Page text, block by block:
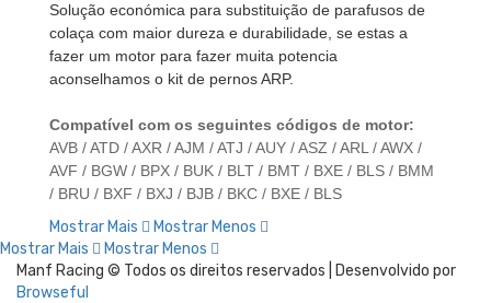
Solução económica para substituição de parafusos de
colaça com maior dureza e durabilidade, se estas a
fazer um motor para fazer muita potencia
aconselhamos o kit de pernos ARP.
Compatível com os seguintes códigos de motor:
AVB / ATD / AXR / AJM / ATJ / AUY / ASZ / ARL / AWX /
AVF / BGW / BPX / BUK / BLT / BMT / BXE / BLS / BMM
/ BRU / BXF / BXJ / BJB / BKC / BXE / BLS
Mostrar Mais
Mostrar Menos
Mostrar Mais
Mostrar Menos
Manf Racing © Todos os direitos reservados | Desenvolvido por
Browseful